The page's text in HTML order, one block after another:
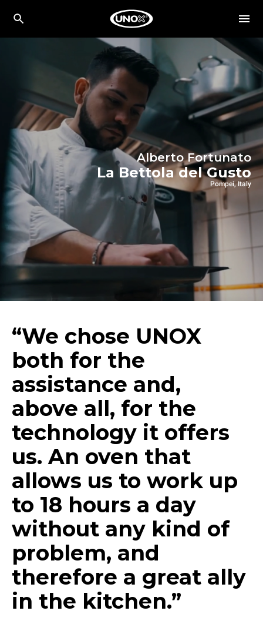
Alberto Fortunato
La Bettola del Gusto
Pompei, Italy
“We chose UNOX
both for the
assistance and,
above all, for the
technology it offers
us. An oven that
allows us to work up
to 18 hours a day
without any kind of
problem, and
therefore a great ally
in the kitchen.”